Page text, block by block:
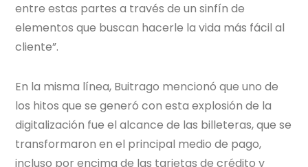
entre estas partes a través de un sinfín de
elementos que buscan hacerle la vida más fácil al
cliente”.
En la misma línea, Buitrago mencionó que uno de
los hitos que se generó con esta explosión de la
digitalización fue el alcance de las billeteras, que se
transformaron en el principal medio de pago,
incluso por encima de las tarjetas de crédito y